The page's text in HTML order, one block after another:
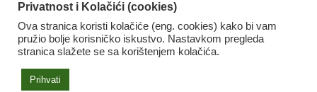
Dom za starije osobe Oklaj. Sva prava pridržana.
Izjava o pristupačnosti
Privatnost i Kolačići (cookies)
Ova stranica koristi kolačiće (eng. cookies) kako bi vam
pružio bolje korisničko iskustvo. Nastavkom pregleda
stranica slažete se sa korištenjem kolačića.
Prihvati